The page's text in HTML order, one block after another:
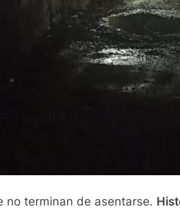
no terminan de asentarse.